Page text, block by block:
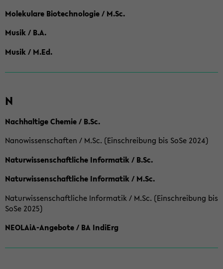
Molekulare Biotechnologie / M.Sc.
Musik / B.A.
Musik / M.Ed.
N
Nachhaltige Chemie / B.Sc.
Nanowissenschaften / M.Sc. (Einschreibung bis SoSe 2024)
Naturwissenschaftliche Informatik / B.Sc.
Naturwissenschaftliche Informatik / M.Sc.
Naturwissenschaftliche Informatik / M.Sc. (Einschreibung bis
SoSe 2025)
NEOLAiA-Angebote / BA IndiErg